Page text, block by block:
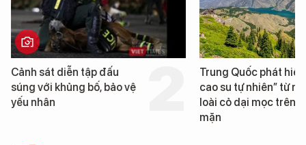
Cảnh sát diễn tập đấu
súng với khủng bố, bảo vệ
yếu nhân
Trung Quốc phát hiện
cao su tự nhiên” từ
loài cỏ dại mọc trên
mặn